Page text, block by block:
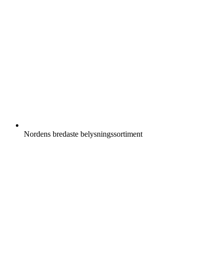
Nordens bredaste belysningssortiment